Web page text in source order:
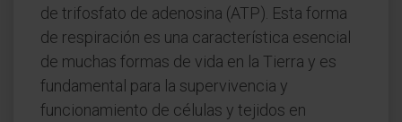
de trifosfato de adenosina (ATP). Esta forma
de respiración es una característica esencial
de muchas formas de vida en la Tierra y es
fundamental para la supervivencia y
funcionamiento de células y tejidos en